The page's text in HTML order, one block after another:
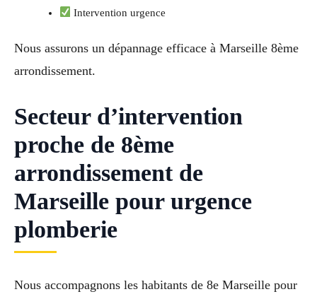
Intervention urgence
Nous assurons un dépannage efficace à Marseille 8ème
arrondissement.
Secteur d’intervention
proche de 8ème
arrondissement de
Marseille pour urgence
plomberie
Nous accompagnons les habitants de 8e Marseille pour